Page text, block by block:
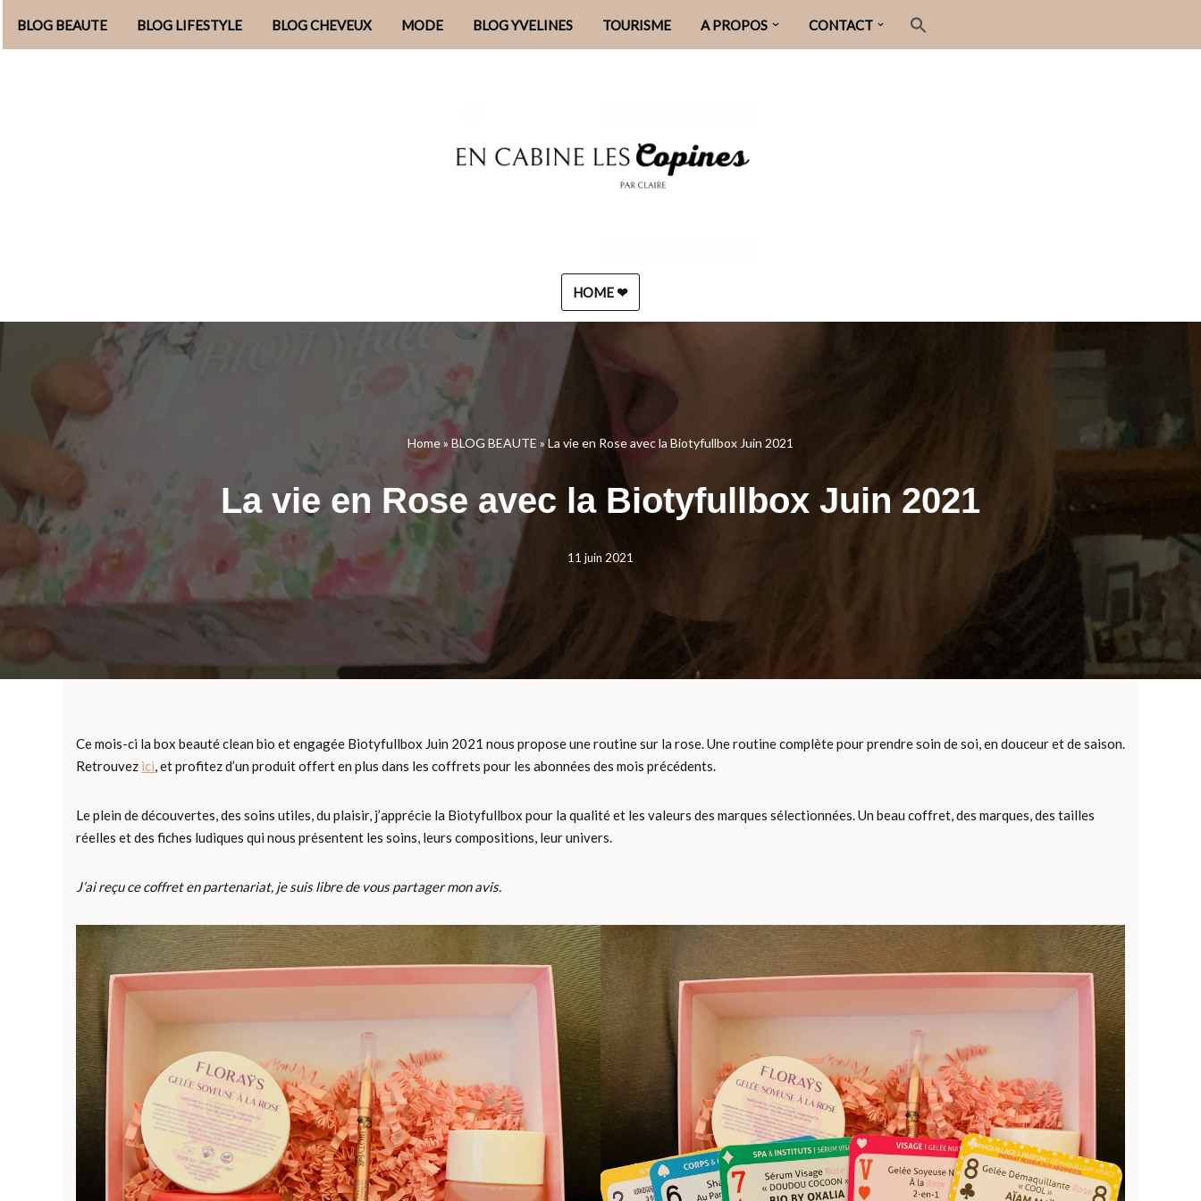
Aller
BLOG BEAUTE BLOG LIFESTYLE BLOG CHEVEUX MODE BLOG YVELINES TOURISME A PROPOS CONTACT
HOME ❤︎
Home» BLOG BEAUTE »La vie en Rose avec la Biotyfullbox Juin 2021
La vie en Rose avec la Biotyfullbox Juin 2021
11 juin 2021
Ce mois-ci la box beauté clean bio et engagée Biotyfullbox Juin 2021 nous propose une routine sur la rose. Une routine complète pour prendre soin de soi, en douceur et de saison.
Retrouvez ici, et profitez d’un produit offert en plus dans les coffrets pour les abonnées des mois précédents.
Le plein de découvertes, des soins utiles, du plaisir, j’apprécie la Biotyfullbox pour la qualité et les valeurs des marques sélectionnées. Un beau coffret, des marques, des tailles
réelles et des fiches ludiques qui nous présentent les soins, leurs compositions, leur univers.
J’ai reçu ce coffret en partenariat, je suis libre de vous partager mon avis.